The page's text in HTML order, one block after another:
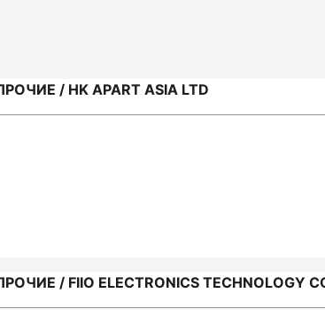
/ HK APART ASIA LTD
/ FIIO ELECTRONICS TECHNOLOGY